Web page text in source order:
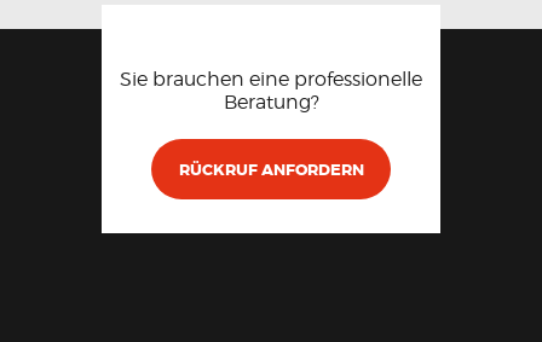
Sie brauchen eine professionelle
Beratung?
RÜCKRUF ANFORDERN